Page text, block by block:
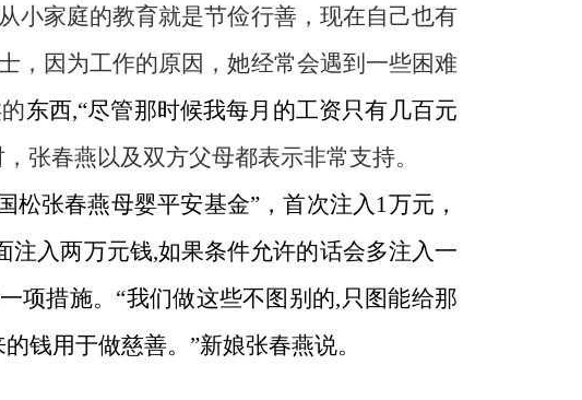
小家庭的教育就是节俭行善，现在自己也有
，因为工作的原因，她经常会遇到一些困难
东西,“尽管那时候我每月的工资只有几百元
张春燕以及双方父母都表示非常支持。
松张春燕母婴平安基金”，首次注入 1万元，
注入两万元钱,如果条件允许的话会多注入一
项措施。“我们做这些不图别的,只图能给那
钱用于做慈善。”新娘张春燕说。